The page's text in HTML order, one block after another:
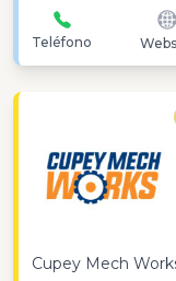
Teléfono
Cupey Mech